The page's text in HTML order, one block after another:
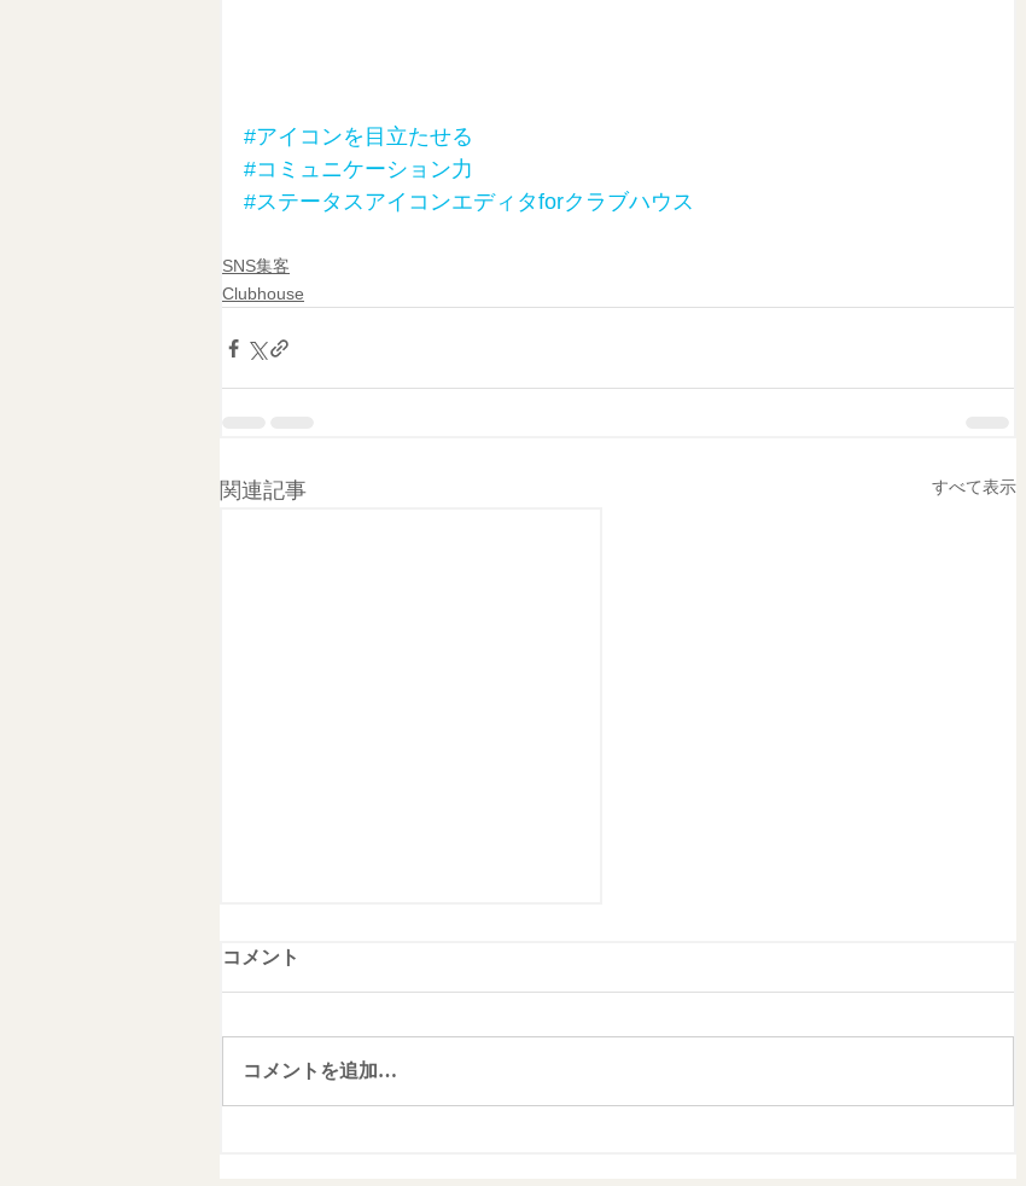
#アイコンを目立たせる
#コミュニケーション力
#ステータスアイコンエディタforクラブハウス
SNS集客
Clubhouse
関連記事 すべて表示
文章力を強化しよう！
コメント
コメントを追加…